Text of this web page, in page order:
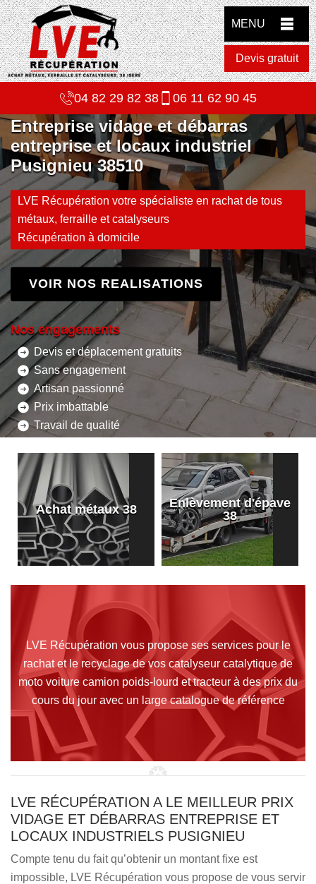
MENU
Devis gratuit
04 82 29 82 38 06 11 62 90 45
Entreprise vidage et débarras
entreprise et locaux industriel
Pusignieu 38510
LVE Récupération votre spécialiste en rachat de tous
métaux, ferraille et catalyseurs
Récupération à domicile
VOIR NOS REALISATIONS
Nos engagements
Devis et déplacement gratuits
Sans engagement
Artisan passionné
Prix imbattable
Travail de qualité
Achat métaux 38
Enlèvement d'épave
38
LVE Récupération vous propose ses services pour le
rachat et le recyclage de vos catalyseur catalytique de
moto voiture camion poids-lourd et tracteur à des prix du
cours du jour avec un large catalogue de référence
LVE RÉCUPÉRATION A LE MEILLEUR PRIX
VIDAGE ET DÉBARRAS ENTREPRISE ET
LOCAUX INDUSTRIELS PUSIGNIEU
Compte tenu du fait qu’obtenir un montant fixe est
impossible, LVE Récupération vous propose de vous servir